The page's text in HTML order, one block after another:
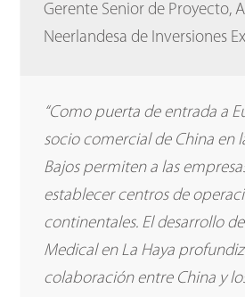
Gerente Senior de Proyecto,
Neerlandesa de Inversiones
“Como puerta de entrada a
socio comercial de China en
Bajos permiten a las
establecer centros de
continentales. El desarrollo
Medical en La Haya
colaboración entre China y